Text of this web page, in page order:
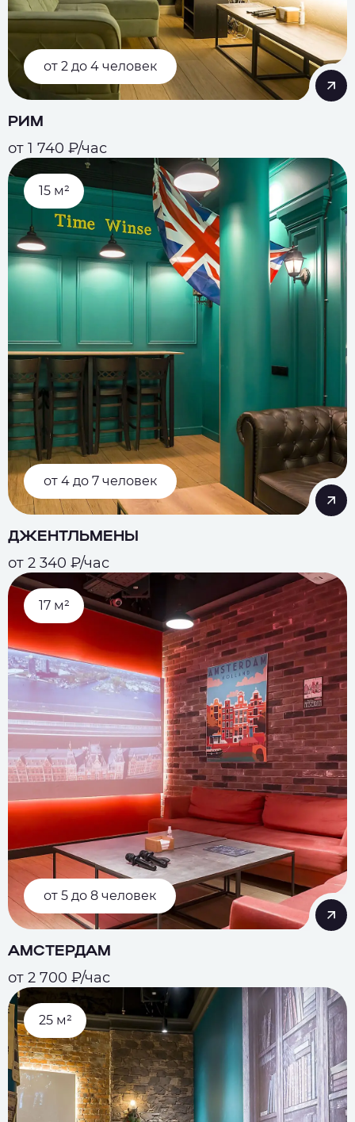
от 2 до 4 человек
РИМ
от 1 740 ₽/час
15 м²
от 4 до 7 человек
ДЖЕНТЛЬМЕНЫ
от 2 340 ₽/час
17 м²
от 5 до 8 человек
АМСТЕРДАМ
от 2 700 ₽/час
25 м²